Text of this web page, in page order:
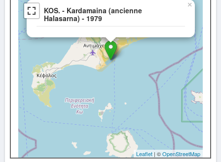
KOS. - Kardamaina (ancienne
Halasarna) - 1979
×
Leaflet | ©OpenStreetMap